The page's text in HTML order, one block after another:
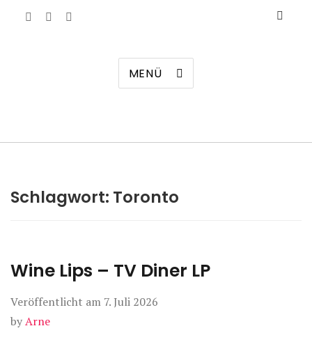
MENÜ
Schlagwort: Toronto
Wine Lips – TV Diner LP
Veröffentlicht am 7. Juli 2026
byArne